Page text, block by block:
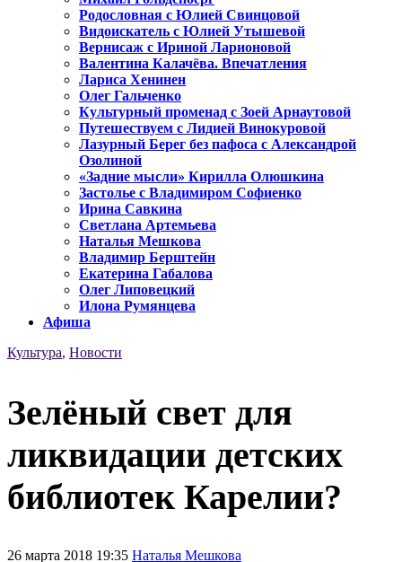
Родословная с Юлией Свинцовой
Видоискатель с Юлией Утышевой
Вернисаж с Ириной Ларионовой
Валентина Калачёва. Впечатления
Лариса Хенинен
Олег Гальченко
Культурный променад с Зоей Арнаутовой
Путешествуем с Лидией Винокуровой
Лазурный Берег без пафоса с Александрой
Озолиной
«Задние мысли» Кирилла Олюшкина
Застолье с Владимиром Софиенко
Ирина Савкина
Светлана Артемьева
Наталья Мешкова
Владимир Берштейн
Екатерина Габалова
Олег Липовецкий
Илона Румянцева
Афиша
Культура, Новости
Зелёный свет для
ликвидации детских
библиотек Карелии?
26 марта 2018 19:35 Наталья Мешкова